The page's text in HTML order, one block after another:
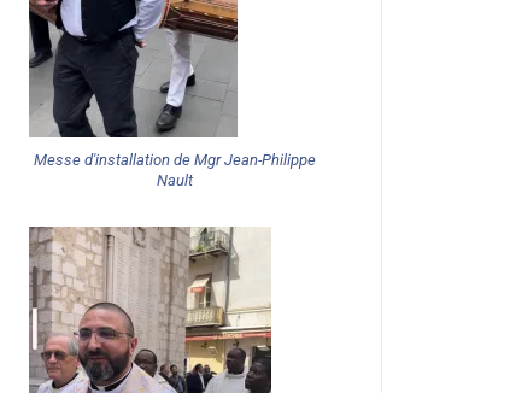
Messe d'installation de Mgr Jean-Philippe
Nault